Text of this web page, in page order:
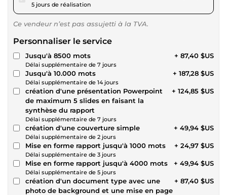
5 jours de réalisation
Ce vendeur n’est pas assujetti à la TVA.
Personnaliser le service
Jusqu'à 8500 mots
Délai supplémentaire de 7 jours
+ 87,40 $US
Jusqu'à 10.000 mots
Délai supplémentaire de 14 jours
+ 187,28 $US
création d'une présentation Powerpoint
de maximum 5 slides en faisant la
synthèse du rapport
Délai supplémentaire de 7 jours
+ 124,85 $US
création d'une couverture simple
Délai supplémentaire de 2 jours
+ 49,94 $US
Mise en forme rapport jusqu'à 1000 mots
Délai supplémentaire de 3 jours
+ 24,97 $US
Mise en forme rapport jusqu'à 4000 mots
Délai supplémentaire de 5 jours
+ 49,94 $US
création d'un document type avec une
photo de background et une mise en page
+ 87,40 $US